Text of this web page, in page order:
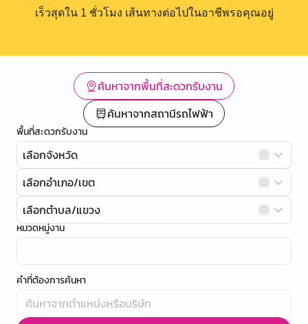
เร็วสุดใน 1 ชั่วโมง เส้นทางต่อไปในอาชีพรอคุณอยู่
ค้นหาจากพื้นที่สะดวกรับงาน
ค้นหาจากสถานีรถไฟฟ้า
พื้นที่สะดวกรับงาน
เลือกจังหวัด
เลือกอำเภอ/เขต
เลือกตำบล/แขวง
หมวดหมู่งาน
คำที่ต้องการค้นหา